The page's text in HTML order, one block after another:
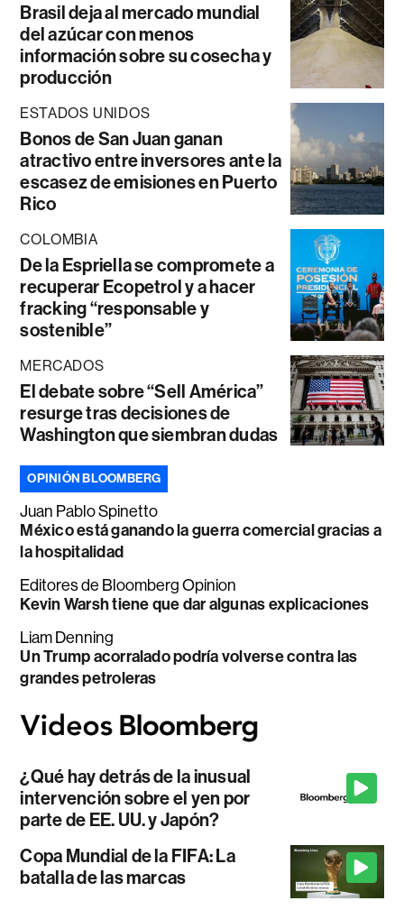
Brasil deja al mercado mundial
del azúcar con menos
información sobre su cosecha y
producción
ESTADOS UNIDOS
Bonos de San Juan ganan
atractivo entre inversores ante la
escasez de emisiones en Puerto
Rico
COLOMBIA
De la Espriella se compromete a
recuperar Ecopetrol y a hacer
fracking “responsable y
sostenible”
MERCADOS
El debate sobre “Sell América”
resurge tras decisiones de
Washington que siembran dudas
OPINIÓN BLOOMBERG
Juan Pablo Spinetto
México está ganando la guerra comercial gracias a
la hospitalidad
Editores de Bloomberg Opinion
Kevin Warsh tiene que dar algunas explicaciones
Liam Denning
Un Trump acorralado podría volverse contra las
grandes petroleras
¿Qué hay detrás de la inusual
intervención sobre el yen por
parte de EE. UU. y Japón?
Copa Mundial de la FIFA: La
batalla de las marcas